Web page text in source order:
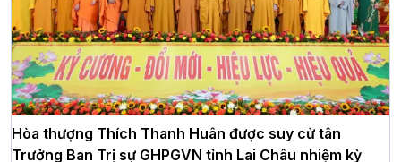
Hòa thượng Thích Thanh Huân được suy cử tân
Trưởng Ban Trị sự GHPGVN tỉnh Lai Châu nhiệm kỳ